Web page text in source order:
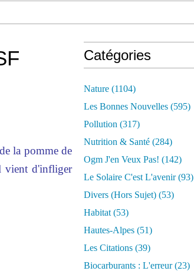
la pomme de
vient d'infliger
Catégories
Nature (1104)
Les Bonnes Nouvelles (595)
Pollution (317)
Nutrition & Santé (284)
Ogm J'en Veux Pas! (142)
Le Solaire C'est L'avenir(93)
Divers (hors Sujet) (53)
Habitat (53)
Hautes-Alpes (51)
Les Citations (39)
Biocarburants : L'erreur(23)